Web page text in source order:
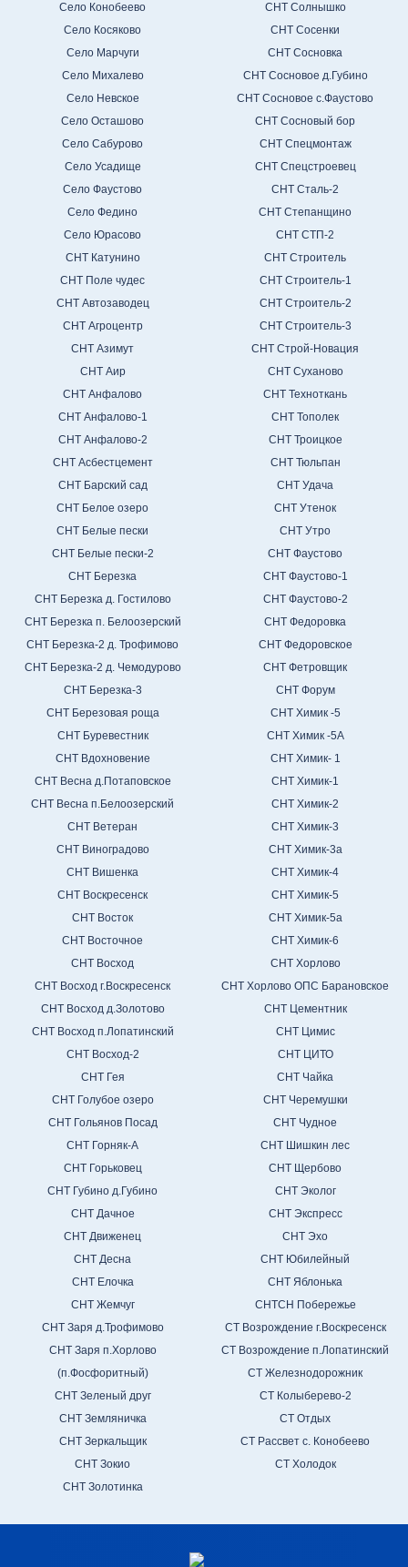
Село Конобеево
Село Косяково
Село Марчуги
Село Михалево
Село Невское
Село Осташово
Село Сабурово
Село Усадище
Село Фаустово
Село Федино
Село Юрасово
СНТ Катунино
СНТ Поле чудес
СНТ Автозаводец
СНТ Агроцентр
СНТ Азимут
СНТ Аир
СНТ Анфалово
СНТ Анфалово-1
СНТ Анфалово-2
СНТ Асбестцемент
СНТ Барский сад
СНТ Белое озеро
СНТ Белые пески
СНТ Белые пески-2
СНТ Березка
СНТ Березка д. Гостилово
СНТ Березка п. Белоозерский
СНТ Березка-2 д. Трофимово
СНТ Березка-2 д. Чемодурово
СНТ Березка-3
СНТ Березовая роща
СНТ Буревестник
СНТ Вдохновение
СНТ Весна д.Потаповское
СНТ Весна п.Белоозерский
СНТ Ветеран
СНТ Виноградово
СНТ Вишенка
СНТ Воскресенск
СНТ Восток
СНТ Восточное
СНТ Восход
СНТ Восход г.Воскресенск
СНТ Восход д.Золотово
СНТ Восход п.Лопатинский
СНТ Восход-2
СНТ Гея
СНТ Голубое озеро
СНТ Гольянов Посад
СНТ Горняк-А
СНТ Горьковец
СНТ Губино д.Губино
СНТ Дачное
СНТ Движенец
СНТ Десна
СНТ Елочка
СНТ Жемчуг
СНТ Заря д.Трофимово
СНТ Заря п.Хорлово
(п.Фосфоритный)
СНТ Зеленый друг
СНТ Земляничка
СНТ Зеркальщик
СНТ Зокио
СНТ Золотинка
СНТ Солнышко
СНТ Сосенки
СНТ Сосновка
СНТ Сосновое д.Губино
СНТ Сосновое с.Фаустово
СНТ Сосновый бор
СНТ Спецмонтаж
СНТ Спецстроевец
СНТ Сталь-2
СНТ Степанщино
СНТ СТП-2
СНТ Строитель
СНТ Строитель-1
СНТ Строитель-2
СНТ Строитель-3
СНТ Строй-Новация
СНТ Суханово
СНТ Техноткань
СНТ Тополек
СНТ Троицкое
СНТ Тюльпан
СНТ Удача
СНТ Утенок
СНТ Утро
СНТ Фаустово
СНТ Фаустово-1
СНТ Фаустово-2
СНТ Федоровка
СНТ Федоровское
СНТ Фетровщик
СНТ Форум
СНТ Химик -5
СНТ Химик -5А
СНТ Химик- 1
СНТ Химик-1
СНТ Химик-2
СНТ Химик-3
СНТ Химик-3а
СНТ Химик-4
СНТ Химик-5
СНТ Химик-5а
СНТ Химик-6
СНТ Хорлово
СНТ Хорлово ОПС Барановское
СНТ Цементник
СНТ Цимис
СНТ ЦИТО
СНТ Чайка
СНТ Черемушки
СНТ Чудное
СНТ Шишкин лес
СНТ Щербово
СНТ Эколог
СНТ Экспресс
СНТ Эхо
СНТ Юбилейный
СНТ Яблонька
СНТСН Побережье
СТ Возрождение г.Воскресенск
СТ Возрождение п.Лопатинский
СТ Железнодорожник
СТ Колыберево-2
СТ Отдых
СТ Рассвет с. Конобеево
СТ Холодок